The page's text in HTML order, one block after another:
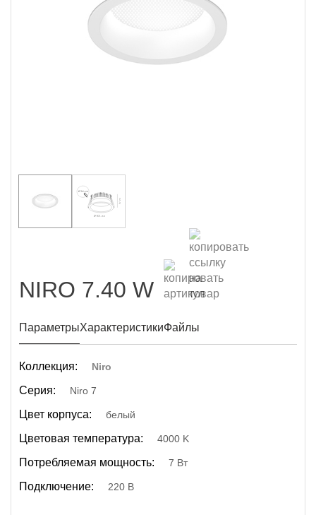
NIRO 7.40 W
ПараметрыХарактеристикиФайлы
Коллекция: Niro
Серия: Niro 7
Цвет корпуса: белый
Цветовая температура: 4000 K
Потребляемая мощность: 7 Вт
Подключение: 220 В